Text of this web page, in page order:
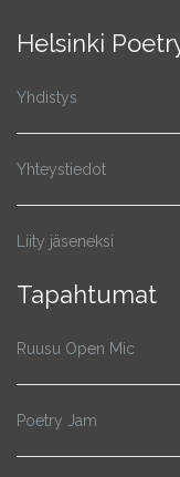
Helsinki
Yhdistys
Yhteystiedot
Liity jäseneksi
Tapahtumat
Ruusu Open Mic
Poetry Jam